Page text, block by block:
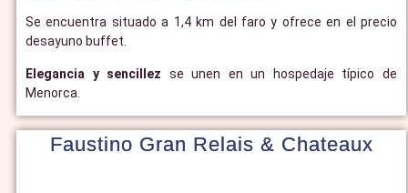
Se encuentra situado a 1,4 km del faro y ofrece en el precio
desayuno buffet.
Elegancia y sencillez se unen en un hospedaje típico de
Menorca.
Faustino Gran Relais & Chateaux